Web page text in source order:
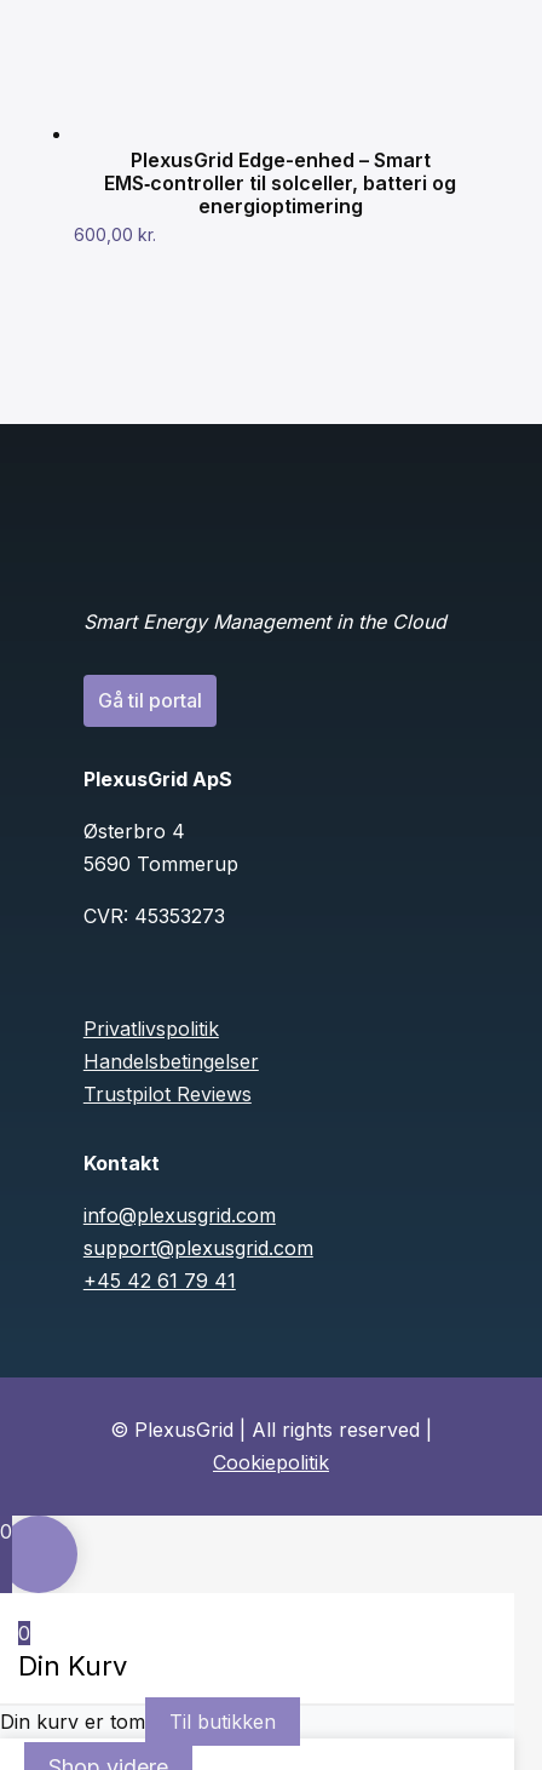
PlexusGrid Edge-enhed – Smart
EMS‑controller til solceller, batteri og
energioptimering
600,00 kr.
Smart Energy Management in the Cloud
Gå til portal
PlexusGrid ApS
Østerbro 4
5690 Tommerup
CVR: 45353273
Privatlivspolitik
Handelsbetingelser
Trustpilot Reviews
Kontakt
info@plexusgrid.com
support@plexusgrid.com
+45 42 61 79 41
© PlexusGrid | All rights reserved |
Cookiepolitik
0
0
Din Kurv
Din kurv er tom Til butikken